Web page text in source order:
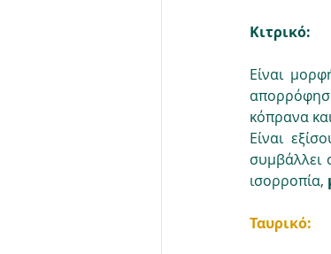
Κιτρικό:
Είναι
κόπρανα
Είναι
συμβάλλει
ισορροπία,
Ταυρικό: